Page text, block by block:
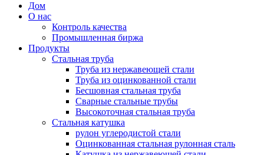
Дом
О нас
Контроль качества
Промышленная биржа
Продукты
Стальная труба
Труба из нержавеющей стали
Труба из оцинкованной стали
Бесшовная стальная труба
Сварные стальные трубы
Высокоточная стальная труба
Стальная катушка
рулон углеродистой стали
Оцинкованная стальная рулонная сталь